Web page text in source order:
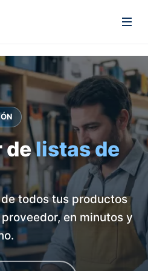
delistas de
todos tus productos
en minutos y